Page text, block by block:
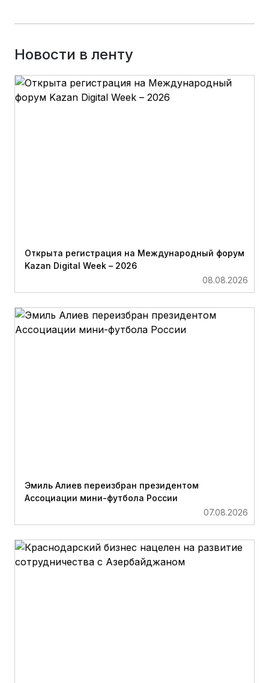
Новости в ленту
Открыта регистрация на Международный форум
Kazan Digital Week – 2026
08.08.2026
Эмиль Алиев переизбран президентом
Ассоциации мини-футбола России
07.08.2026